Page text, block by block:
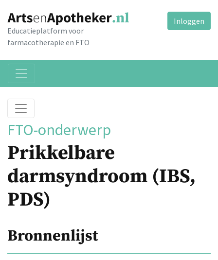
Educatieplatform voor
farmacotherapie en FTO
Inloggen
FTO-onderwerp
Prikkelbare
darmsyndroom (IBS,
PDS)
Bronnenlijst